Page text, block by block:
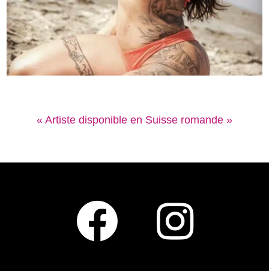
« Artiste disponible en Suisse romande »